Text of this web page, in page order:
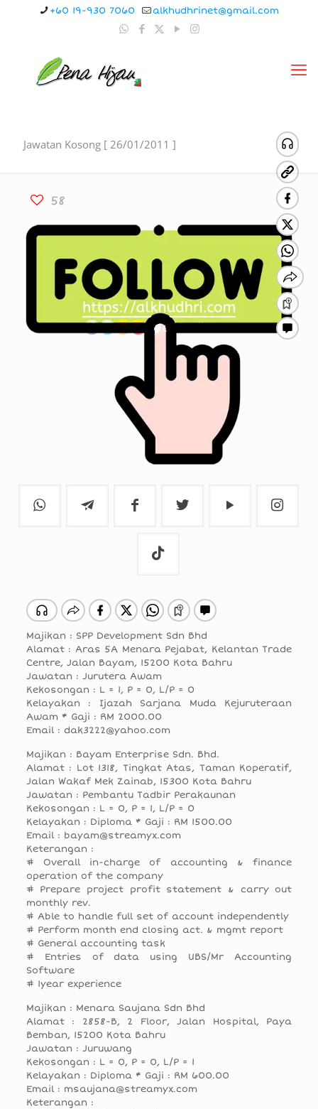
+60 19-930 7060 alkhudhrinet@gmail.com
Jawatan Kosong [ 26/01/2011 ]
58
Majikan : SPP Development Sdn Bhd
Alamat : Aras 5A Menara Pejabat, Kelantan Trade
Centre, Jalan Bayam, 15200 Kota Bahru
Jawatan : Jurutera Awam
Kekosongan : L = 1, P = 0, L/P = 0
Kelayakan : Ijazah Sarjana Muda Kejuruteraan
Awam * Gaji : RM 2000.00
Email : dak3222@yahoo.com
Majikan : Bayam Enterprise Sdn. Bhd.
Alamat : Lot 1318, Tingkat Atas, Taman Koperatif,
Jalan Wakaf Mek Zainab, 15300 Kota Bahru
Jawatan : Pembantu Tadbir Perakaunan
Kekosongan : L = 0, P = 1, L/P = 0
Kelayakan : Diploma * Gaji : RM 1500.00
Email : bayam@streamyx.com
Keterangan :
# Overall in-charge of accounting & finance
operation of the company
# Prepare project profit statement & carry out
monthly rev.
# Able to handle full set of account independently
# Perform month end closing act. & mgmt report
# General accounting task
# Entries of data using UBS/Mr Accounting
Software
# 1year experience
Majikan : Menara Saujana Sdn Bhd
Alamat : 2858-B, 2 Floor, Jalan Hospital, Paya
Bemban, 15200 Kota Bahru
Jawatan : Juruwang
Kekosongan : L = 0, P = 0, L/P = 1
Kelayakan : Diploma * Gaji : RM 600.00
Email : msaujana@streamyx.com
Keterangan :